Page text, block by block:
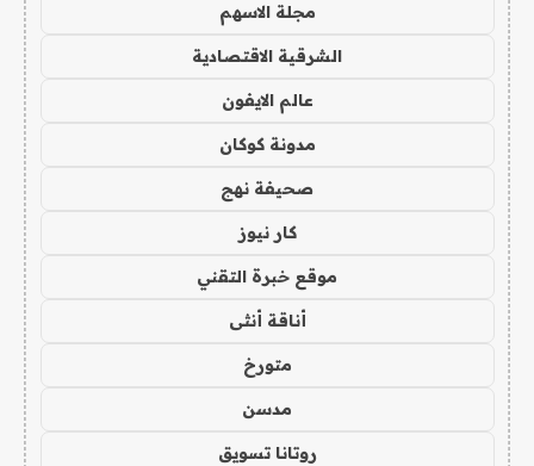
مجلة الاسهم
الشرقية الاقتصادية
عالم الايفون
مدونة كوكان
صحيفة نهج
كار نيوز
موقع خبرة التقني
أناقة أنثى
متورخ
مدسن
روتانا تسويق